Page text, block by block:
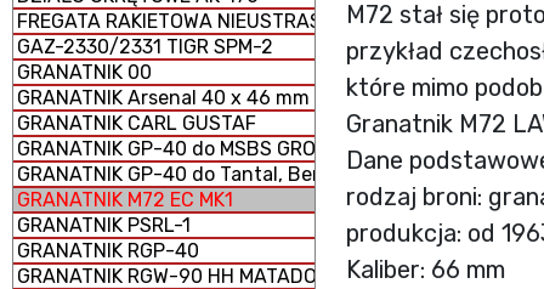
FREGATA RAKIETOWA NIEUSTRASZYMYJ
GAZ-2330/2331 TIGR SPM-2
GRANATNIK 00
GRANATNIK Arsenal 40 x 46 mm
GRANATNIK CARL GUSTAF
GRANATNIK GP-40 do MSBS GROT
GRANATNIK GP-40 do Tantal, Beryl, AKM i GS-40
GRANATNIK M72 EC MK1
GRANATNIK PSRL-1
GRANATNIK RGP-40
GRANATNIK RGW-90 HH MATADOR
M72 stał się
przykład
które mimo
Granatnik M72
Dane
rodzaj broni:
produkcja: od
Kaliber: 66 mm